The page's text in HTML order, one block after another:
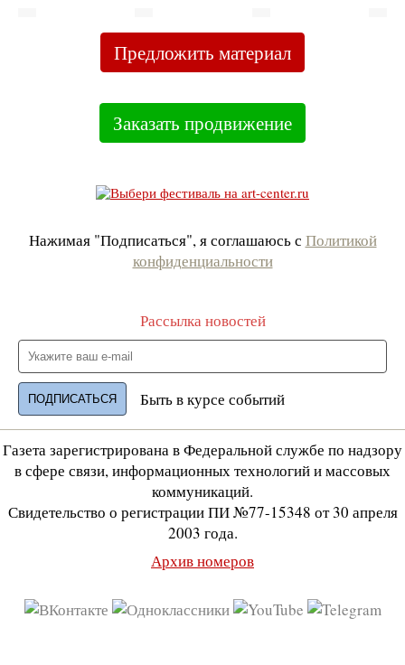
Предложить материал
Заказать продвижение
Нажимая "Подписаться", я соглашаюсь с Политикой
конфиденциальности
Рассылка новостей
Быть в курсе событий
Газета зарегистрирована в Федеральной службе по надзору
в сфере связи, информационных технологий и массовых
коммуникаций.
Свидетельство о регистрации ПИ №77-15348 от 30 апреля
2003 года.
Архив номеров